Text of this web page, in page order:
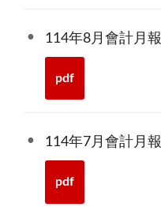
114年8月會計月報
pdf
114年7月會計月報
pdf